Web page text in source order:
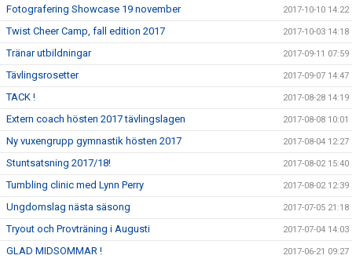
Fotografering Showcase 19 november 2017-10-10 14:22
Twist Cheer Camp, fall edition 2017 2017-10-03 14:18
Tränar utbildningar 2017-09-11 07:59
Tävlingsrosetter 2017-09-07 14:47
TACK ! 2017-08-28 14:19
Extern coach hösten 2017 tävlingslagen 2017-08-08 10:01
Ny vuxengrupp gymnastik hösten 2017 2017-08-04 12:27
Stuntsatsning 2017/18! 2017-08-02 15:40
Tumbling clinic med Lynn Perry 2017-08-02 12:39
Ungdomslag nästa säsong 2017-07-05 21:18
Tryout och Provträning i Augusti 2017-07-04 14:03
GLAD MIDSOMMAR ! 2017-06-21 09:27